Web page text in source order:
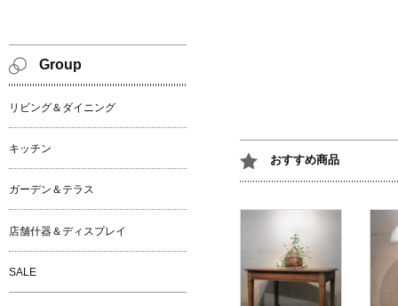
おすすめ商品
Group
リビング＆ダイニング
キッチン
ガーデン＆テラス
店舗什器＆ディスプレイ
SALE